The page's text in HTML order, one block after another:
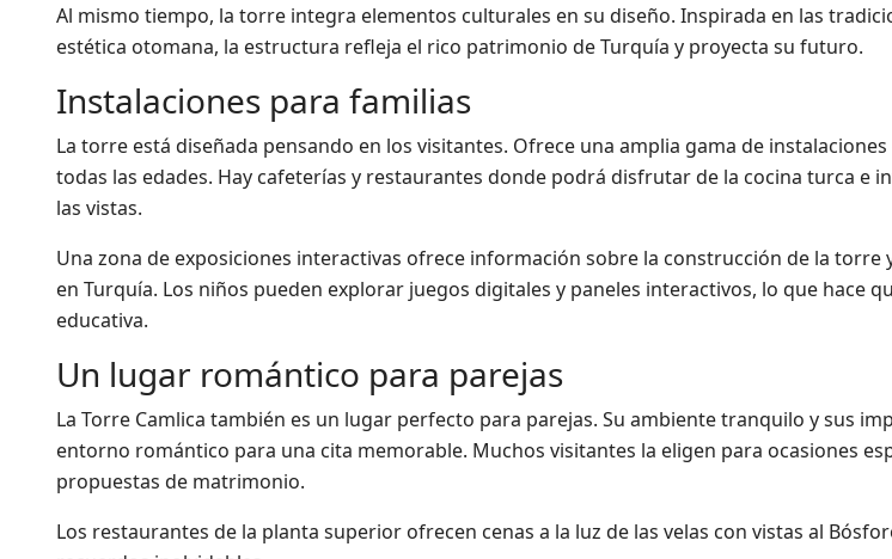
Al mismo tiempo, la torre integra elementos culturales en su diseño. Inspirada en las
estética otomana, la estructura refleja el rico patrimonio de Turquía y proyecta su futuro.
Instalaciones para familias
La torre está diseñada pensando en los visitantes. Ofrece una amplia gama de
todas las edades. Hay cafeterías y restaurantes donde podrá disfrutar de la cocina turca e
las vistas.
Una zona de exposiciones interactivas ofrece información sobre la construcción de la
en Turquía. Los niños pueden explorar juegos digitales y paneles interactivos, lo que hace
educativa.
Un lugar romántico para parejas
La Torre Camlica también es un lugar perfecto para parejas. Su ambiente tranquilo y sus
entorno romántico para una cita memorable. Muchos visitantes la eligen para ocasiones
propuestas de matrimonio.
Los restaurantes de la planta superior ofrecen cenas a la luz de las velas con vistas al